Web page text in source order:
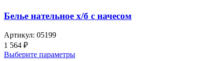
Белье нательное х/б с начесом
Артикул: 05199
1 564 ₽
Выберите параметры